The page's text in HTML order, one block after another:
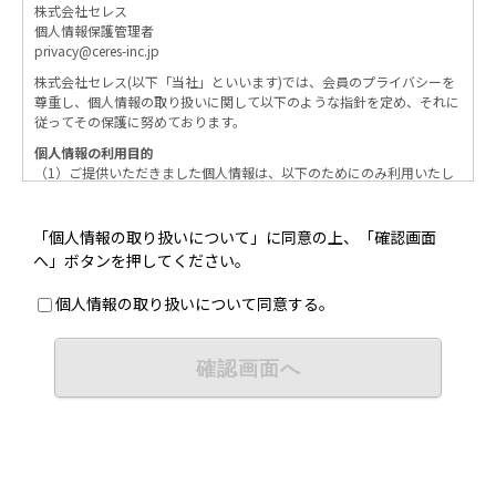
株式会社セレス
個人情報保護管理者
privacy@ceres-inc.jp
株式会社セレス(以下「当社」といいます)では、会員のプライバシーを
尊重し、個人情報の取り扱いに関して以下のような指針を定め、それに
従ってその保護に努めております。
個人情報の利用目的
（1）ご提供いただきました個人情報は、以下のためにのみ利用いたし
・当社のお客様向けサービスの提供
・本人確認
（1）個人情報の取得に際しては、利用目的、取扱い範囲を明確にし、
（2）機微情報については、ご本人の同意がある場合、または法令によ
る場合以外は取得しません。
（3）当社が取得した個人情報は、利用目的達成に必要な範囲で利用す
るものとし、ご本人の同意がある場合または法令に基づく場合を除き、
「個人情報の取り扱いについて」に同意の上、「確認画面
へ」ボタンを押してください。
個人情報の取り扱いについて同意する。
確認画面へ